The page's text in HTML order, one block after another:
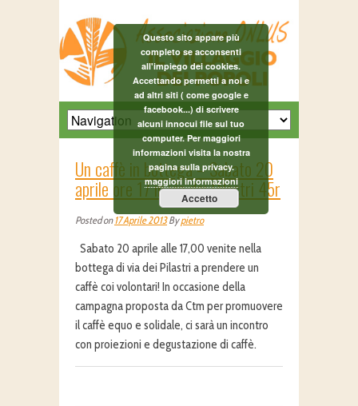
Un caffè in bottega – Sabato 20
aprile ore 17 in via dei Pilastri 45r
Posted on17 Aprile 2013Bypietro
Sabato 20 aprile alle 17,00 venite nella
bottega di via dei Pilastri a prendere un
caffè coi volontari! In occasione della
campagna proposta da Ctm per promuovere
il caffè equo e solidale, ci sarà un incontro
con proiezioni e degustazione di caffè.
Questo sito appare più
completo se acconsenti
all'impiego dei cookies.
Accettando permetti a noi e
ad altri siti ( come google e
facebook...) di scrivere
alcuni innocui file sul tuo
computer. Per maggiori
informazioni visita la nostra
pagina sulla privacy.
maggiori informazioni
Accetto